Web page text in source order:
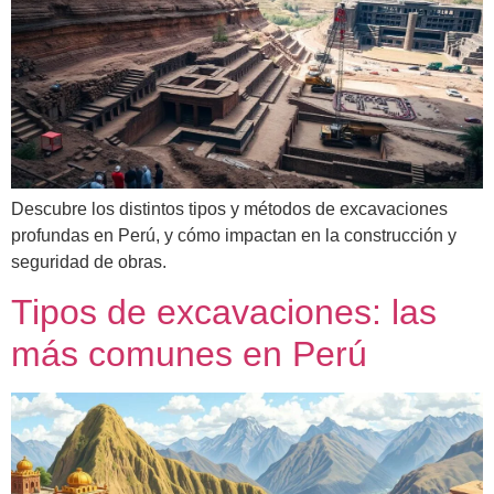
Descubre los distintos tipos y métodos de excavaciones
profundas en Perú, y cómo impactan en la construcción y
seguridad de obras.
Tipos de excavaciones: las
más comunes en Perú